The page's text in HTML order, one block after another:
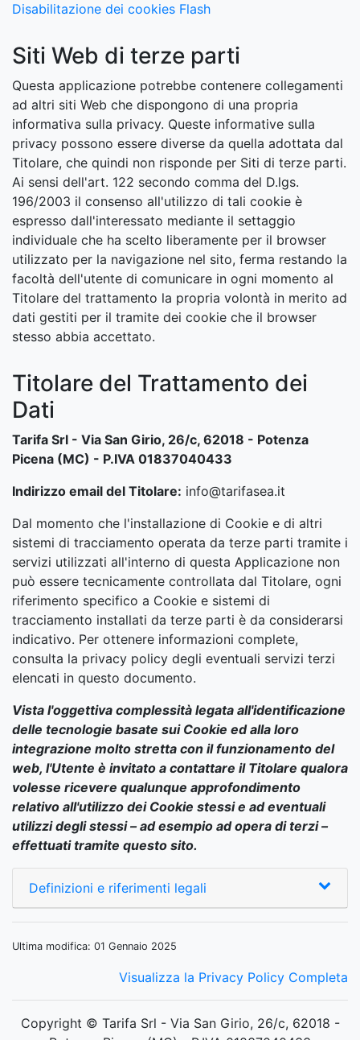
Disabilitazione dei cookies Flash
Siti Web di terze parti
Questa applicazione potrebbe contenere collegamenti
ad altri siti Web che dispongono di una propria
informativa sulla privacy. Queste informative sulla
privacy possono essere diverse da quella adottata dal
Titolare, che quindi non risponde per Siti di terze parti.
Ai sensi dell'art. 122 secondo comma del D.lgs.
196/2003 il consenso all'utilizzo di tali cookie è
espresso dall'interessato mediante il settaggio
individuale che ha scelto liberamente per il browser
utilizzato per la navigazione nel sito, ferma restando la
facoltà dell'utente di comunicare in ogni momento al
Titolare del trattamento la propria volontà in merito ad
dati gestiti per il tramite dei cookie che il browser
stesso abbia accettato.
Titolare del Trattamento dei
Dati
Tarifa Srl - Via San Girio, 26/c, 62018 - Potenza
Picena (MC) - P.IVA 01837040433
Indirizzo email del Titolare: info@tarifasea.it
Dal momento che l'installazione di Cookie e di altri
sistemi di tracciamento operata da terze parti tramite i
servizi utilizzati all'interno di questa Applicazione non
può essere tecnicamente controllata dal Titolare, ogni
riferimento specifico a Cookie e sistemi di
tracciamento installati da terze parti è da considerarsi
indicativo. Per ottenere informazioni complete,
consulta la privacy policy degli eventuali servizi terzi
elencati in questo documento.
Vista l'oggettiva complessità legata all'identificazione
delle tecnologie basate sui Cookie ed alla loro
integrazione molto stretta con il funzionamento del
web, l'Utente è invitato a contattare il Titolare qualora
volesse ricevere qualunque approfondimento
relativo all'utilizzo dei Cookie stessi e ad eventuali
utilizzi degli stessi – ad esempio ad opera di terzi –
effettuati tramite questo sito.
Definizioni e riferimenti legali
Ultima modifica: 01 Gennaio 2025
Visualizza la Privacy Policy Completa
Copyright © Tarifa Srl - Via San Girio, 26/c, 62018 -